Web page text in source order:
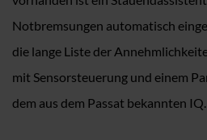
Notbremsungen automatisch
die lange Liste der
mit Sensorsteuerung und einem
dem aus dem Passat bekannten